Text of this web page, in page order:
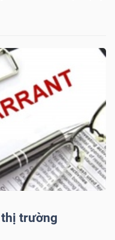
thị trường